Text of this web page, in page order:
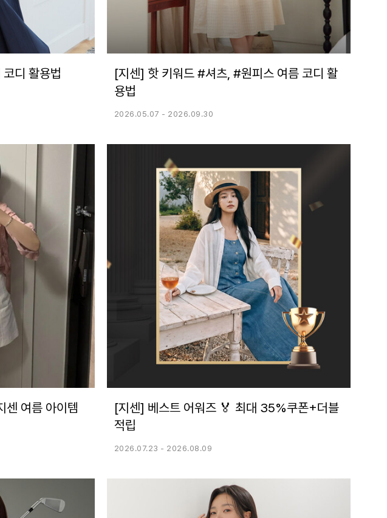
디 활용법
[지센] 핫 키워드 #셔츠, #원피스 여름 코디 활
용법
2026.05.07 - 2026.09.30
센 여름 아이템
[지센] 베스트 어워즈 🏅 최대 35%쿠폰+더블
적립
2026.07.23 - 2026.08.09